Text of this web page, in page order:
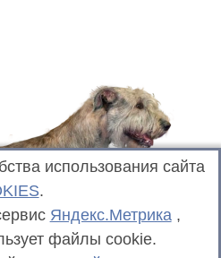
использования сайта
.
Яндекс.Метрика ,
файлы cookie.